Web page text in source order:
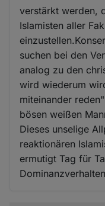
verstärkt werden,
Islamisten aller
suchen bei den
analog zu den
wird wiederum
miteinander
bösen weißen
Dieses unselige
reaktionären
ermutigt Tag für